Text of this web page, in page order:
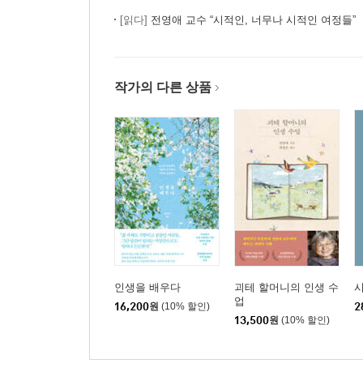
[읽다] 전영애 교수 “시적인, 너무나 시적인 여정들”
작가의 다른 상품
인생을 배우다
16,200원 (10% 할인)
괴테 할머니의 인생 수
업
13,500원 (10% 할인)